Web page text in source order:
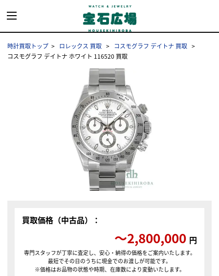
時計買取トップ ロレックス 買取
コスモグラフ デイトナ 買取
コスモグラフ デイトナ ホワイト 116520 買取
買取価格（中古品）：
〜2,800,000 円
専門スタッフが丁寧に査定し、安心・納得の価格をご案内いたします。
最短でその日のうちに現金でのお渡しが可能です。
※価格はお品物の状態や時期、在庫数により変動いたします。